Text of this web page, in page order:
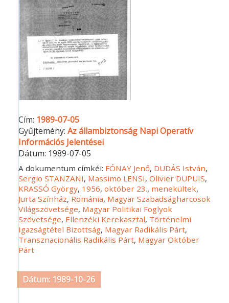
Cím: 1989-07-05
Gyűjtemény:Az állambiztonság Napi Operatív
Információs Jelentései
Dátum: 1989-07-05
A dokumentum címkéi: FÓNAY Jenő, DUDÁS István,
Sergio STANZANI, Massimo LENSI,Olivier DUPUIS,
KRASSÓ György, 1956,október 23., menekültek,
Jurta Színház, Románia, Magyar Szabadságharcosok
Világszövetsége, Magyar Politikai Foglyok
Szövetsége, Ellenzéki Kerekasztal, Történelmi
Igazságtétel Bizottság, Magyar Radikális Párt,
Transznacionális Radikális Párt, Magyar Október
Párt
Dátum: 1989-10-26